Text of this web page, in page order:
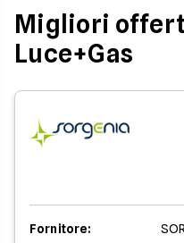
Migliori
Luce+Gas
Fornitore: